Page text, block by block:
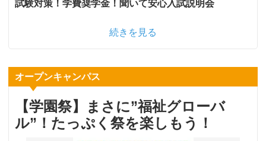
試験対策！学費奨学金！聞いて安心入試説明会
続きを見る
オープンキャンパス
【学園祭】まさに”福祉グローバ
ル”！たっぷく祭を楽しもう！